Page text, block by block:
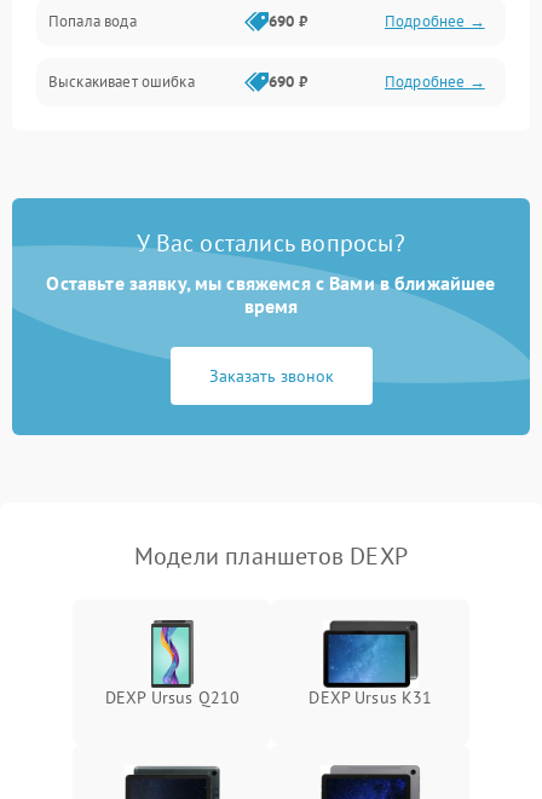
Разговор (микрофон, динамик)
Перегрев и нестабильная работа
Программные сбои
Сенсорное управление
Проблемы с механикой
Попала вода 690 ₽ Подробнее →
Выскакивает ошибка 690 ₽ Подробнее →
У Вас остались вопросы?
Оставьте заявку, мы свяжемся с Вами в ближайшее
время
Заказать звонок
Модели планшетов DEXP
DEXP Ursus Q210 DEXP Ursus K31